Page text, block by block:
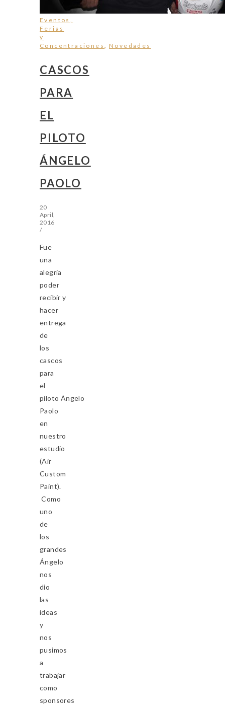
Eventos,
Ferias
y
Concentraciones,Novedades
CASCOS
PARA
EL
PILOTO
ÁNGELO
PAOLO
20
April,
2016
/
Fue
una
alegría
poder
recibir y
hacer
entrega
de
los
cascos
para
el
piloto Ángelo
Paolo
en
nuestro
estudio
(Air
Custom
Paint).
Como
uno
de
los
grandes
Ángelo
nos
dio
las
ideas
y
nos
pusimos
a
trabajar
como
sponsores